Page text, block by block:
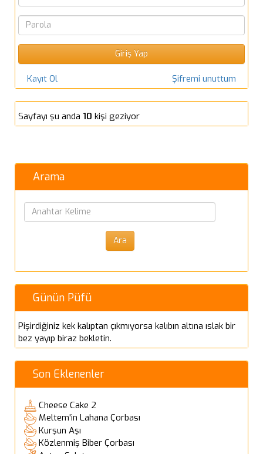
Kayıt Ol Şifremi unuttum
Sayfayı şu anda 10 kişi geziyor
Arama
Günün Püfü
Pişirdiğiniz kek kalıptan çıkmıyorsa kalıbın altına ıslak bir
bez yayıp biraz bekletin.
Son Eklenenler
Cheese Cake 2
Meltem'in Lahana Çorbası
Kurşun Aşı
Közlenmiş Biber Çorbası